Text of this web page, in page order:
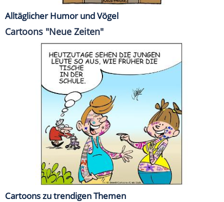
Alltäglicher Humor und Vögel
Cartoons "Neue Zeiten"
Cartoons zu trendigen Themen